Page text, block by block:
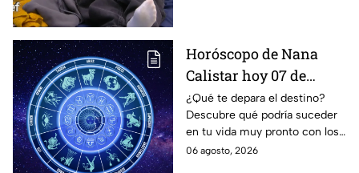
Horóscopo de Nana
Calistar hoy 07 de
agosto; estos signos
podrían dejar de estar
solteros más pronto de
lo que imaginan y
¿Qué te depara el destino?
Descubre qué podría suceder
en tu vida muy pronto con los
horóscopos de Nana Calistar;
06 agosto, 2026